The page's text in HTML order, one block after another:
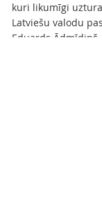
kuri likumīgi
Latviešu valodu
Eduards Ādmīdiņš